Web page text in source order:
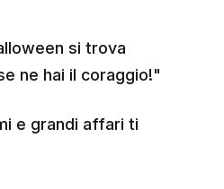
si trova
ne hai il coraggio!"
e grandi affari ti